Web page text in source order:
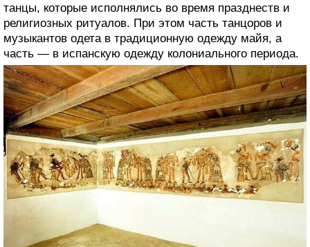
танцы, которые исполнялись во время празднеств и
религиозных ритуалов. При этом часть танцоров и
музыкантов одета в традиционную одежду майя, а
часть — в испанскую одежду колониального периода.